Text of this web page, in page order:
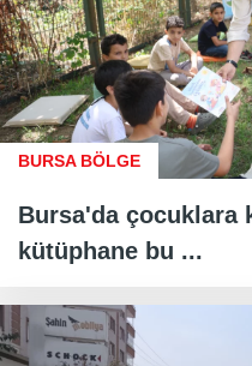
BURSA BÖLGE
Bursa'da çocuklara
kütüphane bu ...